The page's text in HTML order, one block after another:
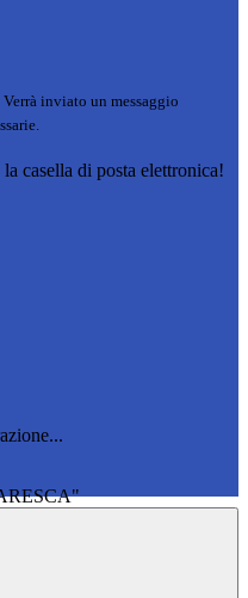
Verrà inviato un messaggio
casella di posta elettronica!